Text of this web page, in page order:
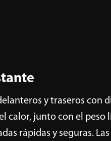
y traseros con
calor, junto con el peso
rápidas y seguras.